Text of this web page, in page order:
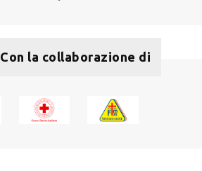
Con la collaborazione di